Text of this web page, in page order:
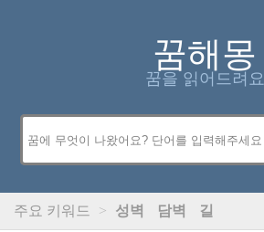
꿈해몽
꿈을 읽어드려요
주요 키워드 > 성벽 담벽 길